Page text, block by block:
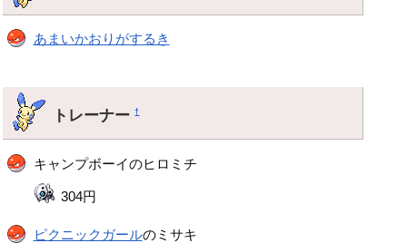
あまいかおりがするき
トレーナー†
キャンプボーイのヒロミチ
304円
ピクニックガールのミサキ